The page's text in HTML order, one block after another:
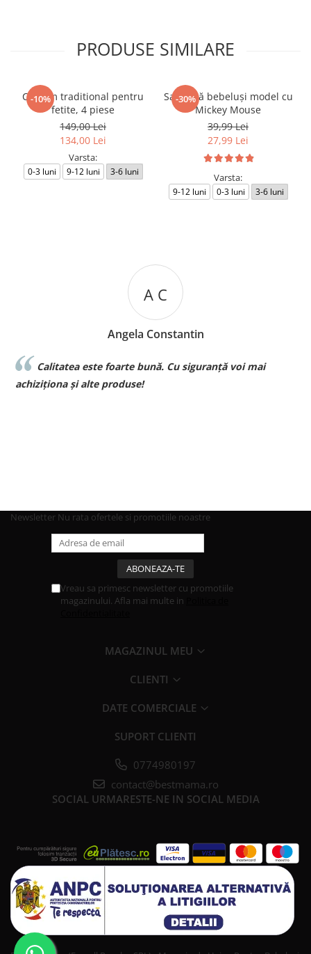
PRODUSE SIMILARE
-10%
Costum traditional pentru
fetite, 4 piese
149,00 Lei
134,00 Lei
Varsta:
0-3 luni 9-12 luni 3-6 luni
-30%
Salopetă bebeluși model cu
Mickey Mouse
39,99 Lei
27,99 Lei
Varsta:
9-12 luni 0-3 luni 3-6 luni
A C
Angela Constantin
Calitatea este foarte bună. Cu siguranță voi mai
achiziționa și alte produse!
Newsletter Nu rata ofertele si promotiile noastre
Vreau sa primesc newsletter cu promotiile
magazinului. Afla mai multe in
MAGAZINUL MEU
CLIENTI
DATE COMERCIALE
SUPORT CLIENTI
0774980197
contact@bestmama.ro
SOCIAL URMARESTE-NE IN SOCIAL MEDIA